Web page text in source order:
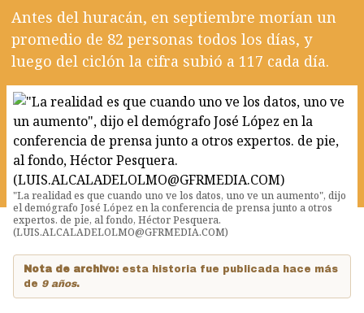
Antes del huracán, en septiembre morían un
promedio de 82 personas todos los días, y
luego del ciclón la cifra subió a 117 cada día.
"La realidad es que cuando uno ve los datos, uno ve un aumento", dijo
el demógrafo José López en la conferencia de prensa junto a otros
expertos. de pie, al fondo, Héctor Pesquera.
(LUIS.ALCALADELOLMO@GFRMEDIA.COM)
Nota de archivo: esta historia fue publicada hace más
de 9 años.